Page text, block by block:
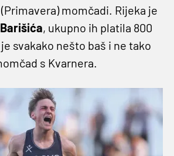
momčadi. Rijeka je
Barišića, ukupno ih platila 800
svakako nešto baš i ne tako
s Kvarnera.